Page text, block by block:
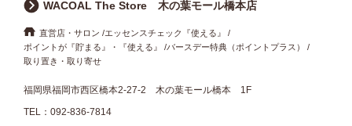
WACOAL The Store 木の葉モール橋本店
直営店・サロン エッセンスチェック『使える』
ポイントが『貯まる』・『使える』
バースデー特典（ポイントプラス）
取り置き・取り寄せ
福岡県福岡市西区橋本2-27-2 木の葉モール橋本 1F
TEL： 092-836-7814